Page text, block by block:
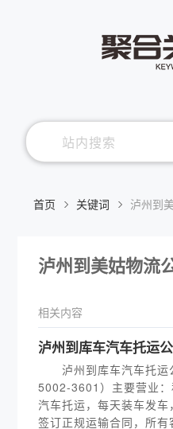
首页 关键词 泸州到
泸州到美姑物流
相关内容
泸州到库车汽车托运
泸州到库车汽车托运
5002-3601）主要营业：
汽车托运，每天装车发
签订正规运输合同，所